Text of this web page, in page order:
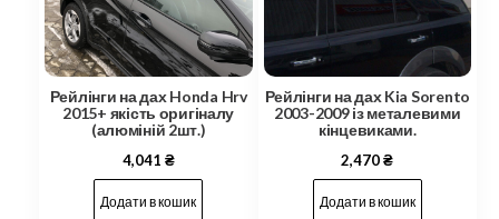
Рейлінги на дах Honda Hrv
2015+ якість оригіналу
(алюміній 2шт.)
4,041 ₴
Додати в кошик
Рейлінги на дах Kia Sorento
2003-2009 із металевими
кінцевиками.
2,470₴
Додати в кошик